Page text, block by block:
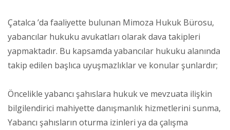
Çatalca ’da faaliyette bulunan Mimoza Hukuk Bürosu,
yabancılar hukuku avukatları olarak dava takipleri
yapmaktadır. Bu kapsamda yabancılar hukuku alanında
takip edilen başlıca uyuşmazlıklar ve konular şunlardır;
Öncelikle yabancı şahıslara hukuk ve mevzuata ilişkin
bilgilendirici mahiyette danışmanlık hizmetlerini sunma,
Yabancı şahısların oturma izinleri ya da çalışma